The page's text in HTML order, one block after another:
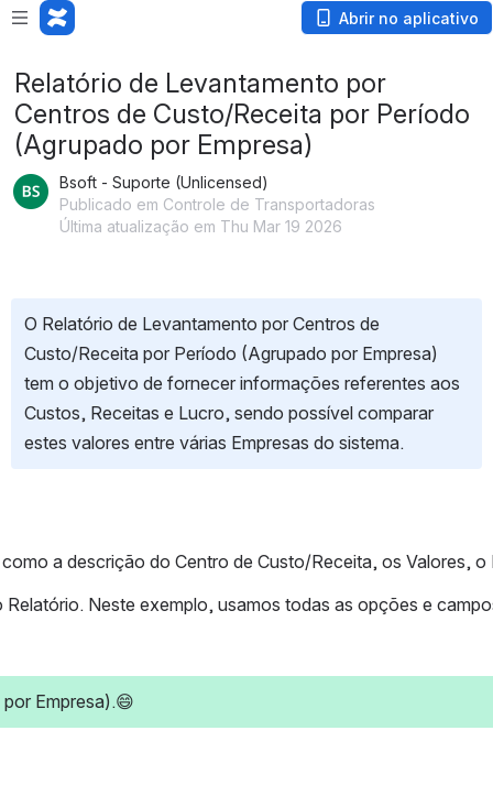
Abrir no aplicativo
Relatório de Levantamento por
Centros de Custo/Receita por Período
(Agrupado por Empresa)
Bsoft - Suporte (Unlicensed)
Publicado em Controle de Transportadoras
Última atualização em Thu Mar 19 2026
O Relatório de Levantamento por Centros de
Custo/Receita por Período (Agrupado por Empresa)
tem o objetivo de fornecer informações referentes aos
Custos, Receitas e Lucro, sendo possível comparar
estes valores entre várias Empresas do sistema.
a descrição do Centro de Custo/Receita, os
Neste exemplo, usamos todas as opções e
Empresa).😄